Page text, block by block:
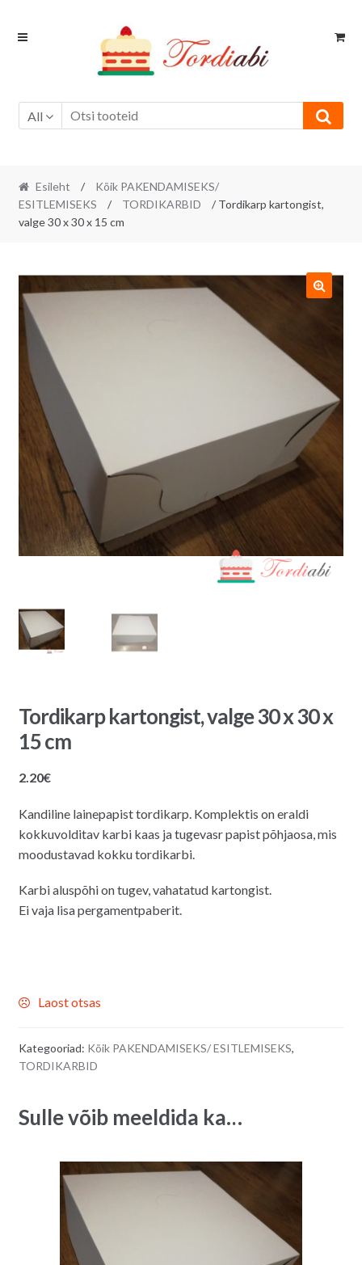
Skip
Skip
All
Esileht /
Kõik PAKENDAMISEKS/
ESITLEMISEKS
/ TORDIKARBID
/ Tordikarp kartongist,
valge 30 x 30 x 15 cm
Tordikarp kartongist, valge 30 x 30 x
15 cm
2.20€
Kandiline lainepapist tordikarp. Komplektis on eraldi
kokkuvolditav karbi kaas ja tugevasr papist põhjaosa, mis
moodustavad kokku tordikarbi.
Karbi aluspõhi on tugev, vahatatud kartongist.
Ei vaja lisa pergamentpaberit.
Laost otsas
Kategooriad: Kõik PAKENDAMISEKS/ ESITLEMISEKS,
TORDIKARBID
Sulle võib meeldida ka…